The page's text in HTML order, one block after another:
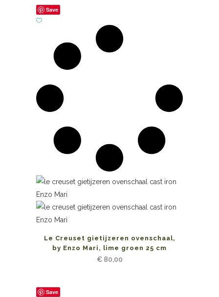
Save
Le Creuset gietijzeren ovenschaal,
by Enzo Mari, lime groen 25 cm
€80,00
Save